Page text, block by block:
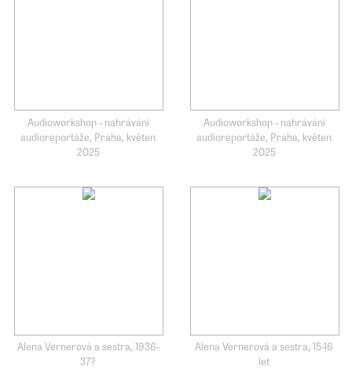
Audioworkshop - nahrávání
audioreportáže, Praha, květen
2025
Audioworkshop - nahrávání
audioreportáže, Praha, květen
2025
Alena Vernerová a sestra, 1936-
37?
Alena Vernerová a sestra, 15-16
let